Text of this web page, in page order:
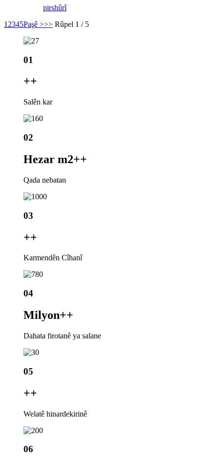
pirshûrî
1 2345Paşê >>> Rûpel 1 / 5
01
++
Salên kar
02
Hezar m2++
Qada nebatan
03
++
Karmendên Cîhanî
04
Milyon++
Dahata firotanê ya salane
05
++
Welatê hinardekirinê
06